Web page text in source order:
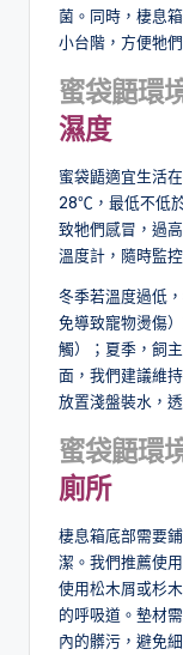
菌。同時，棲息
小台階，方便牠
蜜袋鼯環
濕度
蜜袋鼯適宜生活
28℃，最低不低
致牠們感冒，過
溫度計，隨時監
冬季若溫度過低
免導致寵物燙傷
觸）；夏季，飼
面，我們建議維
放置淺盤裝水，
蜜袋鼯環
廁所
棲息箱底部需要
潔。我們推薦使
使用松木屑或杉
的呼吸道。墊材
內的髒污，避免